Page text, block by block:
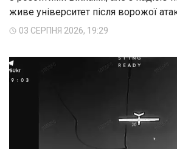
живе університет після ворожої
03 СЕРПНЯ 2026, 19:29